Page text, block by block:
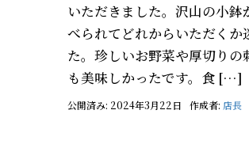
いただきました。沢山の小鉢
べられてどれからいただくか
た。珍しいお野菜や厚切りの
も美味しかったです。食 […]
公開済み: 2024年3月22日 作成者: 店長